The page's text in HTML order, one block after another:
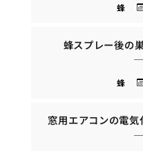
蜂
蜂スプレー後の
蜂
窓用エアコンの電